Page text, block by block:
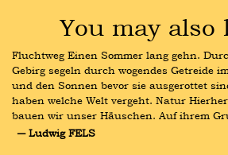
You may
Fluchtweg Einen Sommer lang gehn.
Gebirg segeln durch wogendes Getreide
und den Sonnen bevor sie ausgerottet
haben welche Welt vergeht. Natur
bauen wir unser Häuschen. Auf ihrem
― Ludwig FELS